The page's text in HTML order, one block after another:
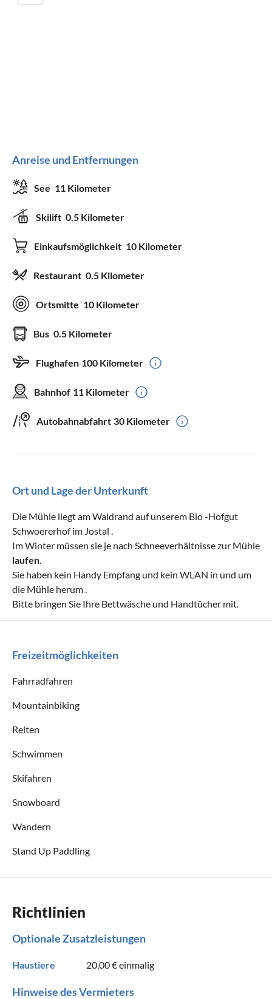
Anreise und Entfernungen
See 11 Kilometer
Skilift 0.5 Kilometer
Einkaufsmöglichkeit 10 Kilometer
Restaurant 0.5 Kilometer
Ortsmitte 10 Kilometer
Bus 0.5 Kilometer
Flughafen 100 Kilometer
Bahnhof 11 Kilometer
Autobahnabfahrt 30 Kilometer
Ort und Lage der Unterkunft
Die Mühle liegt am Waldrand auf unserem Bio -Hofgut
Schwoererhof im Jostal .
Im Winter müssen sie je nach Schneeverhältnisse zur Mühle
laufen
Sie haben kein Handy Empfang und kein WLAN in und um
die Mühle herum .
Bitte bringen Sie Ihre Bettwäsche und Handtücher mit.
Freizeitmöglichkeiten
Fahrradfahren
Mountainbiking
Reiten
Schwimmen
Skifahren
Snowboard
Wandern
Stand Up Paddling
Richtlinien
Optionale Zusatzleistungen
Haustiere 20,00 €einmalig
Hinweise des Vermieters